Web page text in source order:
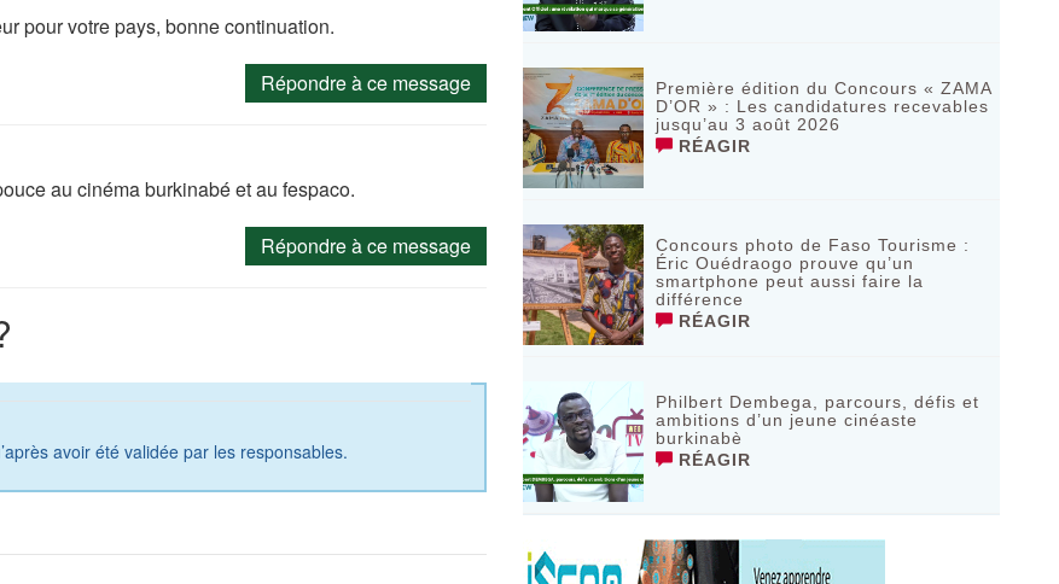
pour votre pays, bonne continuation.
Répondre à ce message
au cinéma burkinabé et au fespaco.
Répondre à ce message
avoir été validée par les responsables.
‎Première édition du Concours « ZAMA
D’OR » : Les candidatures recevables
jusqu’au 3 août 2026 ‎
RÉAGIR
Concours photo de Faso Tourisme :
Éric Ouédraogo prouve qu’un
smartphone peut aussi faire la
différence
RÉAGIR
Philbert Dembega, parcours, défis et
ambitions d’un jeune cinéaste
burkinabè
RÉAGIR